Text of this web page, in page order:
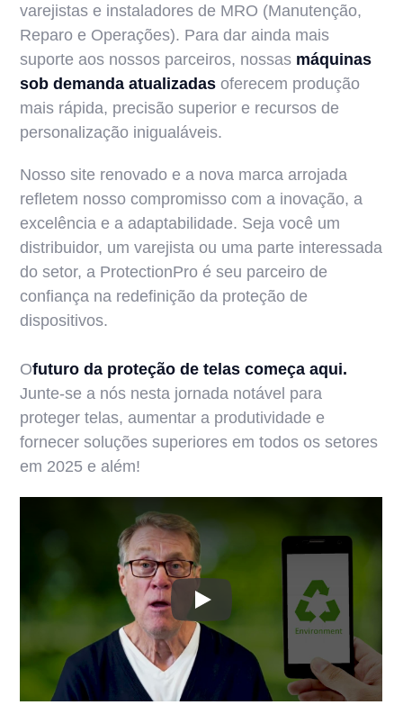
varejistas e instaladores de MRO (Manutenção,
Reparo e Operações). Para dar ainda mais
suporte aos nossos parceiros, nossas máquinas
sob demanda atualizadas oferecem produção
mais rápida, precisão superior e recursos de
personalização inigualáveis.
Nosso site renovado e a nova marca arrojada
refletem nosso compromisso com a inovação, a
excelência e a adaptabilidade. Seja você um
distribuidor, um varejista ou uma parte interessada
do setor, a ProtectionPro é seu parceiro de
confiança na redefinição da proteção de
dispositivos.
‍Ofuturo da proteção de telas começa aqui.
Junte-se a nós nesta jornada notável para
proteger telas, aumentar a produtividade e
fornecer soluções superiores em todos os setores
em 2025 e além!